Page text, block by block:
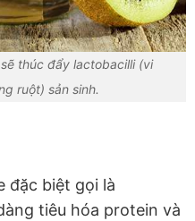
thúc đẩy lactobacilli (vi
ruột) sản sinh.
đặc biệt gọi là
tiêu hóa protein và